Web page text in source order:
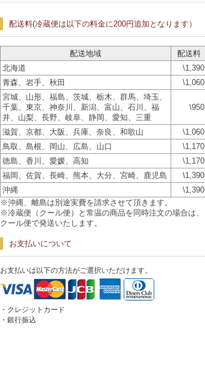
配送料(冷蔵便は以下の料金に200円追加となります）
配送地域
配送料
北海道
\1,390
青森、岩手、秋田
\1,060
宮城、山形、福島、茨城、栃木、群馬、埼玉、
千葉、東京、神奈川、新潟、富山、石川、福
井、山梨、長野、岐阜、静岡、愛知、三重
\950
滋賀、京都、大阪、兵庫、奈良、和歌山
\1,060
鳥取、島根、岡山、広島、山口
\1,170
徳島、香川、愛媛、高知
\1,170
福岡、佐賀、長崎、熊本、大分、宮崎、鹿児島
\1,390
沖縄
\1,390
※沖縄、離島は別途実費を請求させて頂きます。
※冷蔵便（クール便）と常温の商品を同時注文の場合は、
クール便で発送いたします。
お支払いについて
お支払いは以下の方法がご選択いただけます。
・クレジットカード
・銀行振込